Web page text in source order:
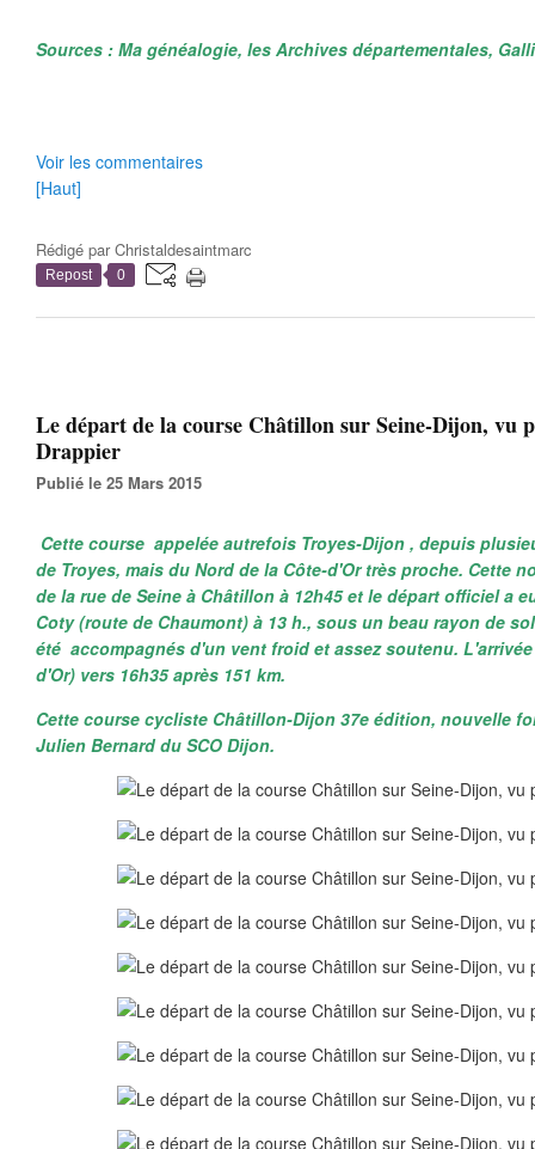
Sources : Ma généalogie, les Archives départementales,
Voir les commentaires
[Haut]
Rédigé parChristaldesaintmarc
Repost 0
Le départ de la course Châtillon sur Seine-Dijon, vu
Drappier
Publié le 25 Mars 2015
Cette course appelée autrefois Troyes-Dijon , depuis
de Troyes, mais du Nord de la Côte-d'Or très proche. Cette
de la rue de Seine à Châtillon à 12h45 et le départ officiel a
Coty (route de Chaumont) à 13 h., sous un beau rayon de
été accompagnés d'un vent froid et assez soutenu.
d'Or) vers 16h35 après 151 km.
Cette course cycliste Châtillon-Dijon 37e édition, nouvelle
Julien Bernard du SCO Dijon.